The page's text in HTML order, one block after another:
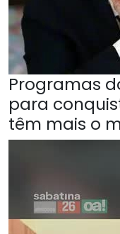
Programas
para
têm mais o